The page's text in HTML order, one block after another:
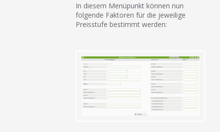
In diesem Menüpunkt können nun
folgende Faktoren für die jeweilige
Preisstufe bestimmt werden: